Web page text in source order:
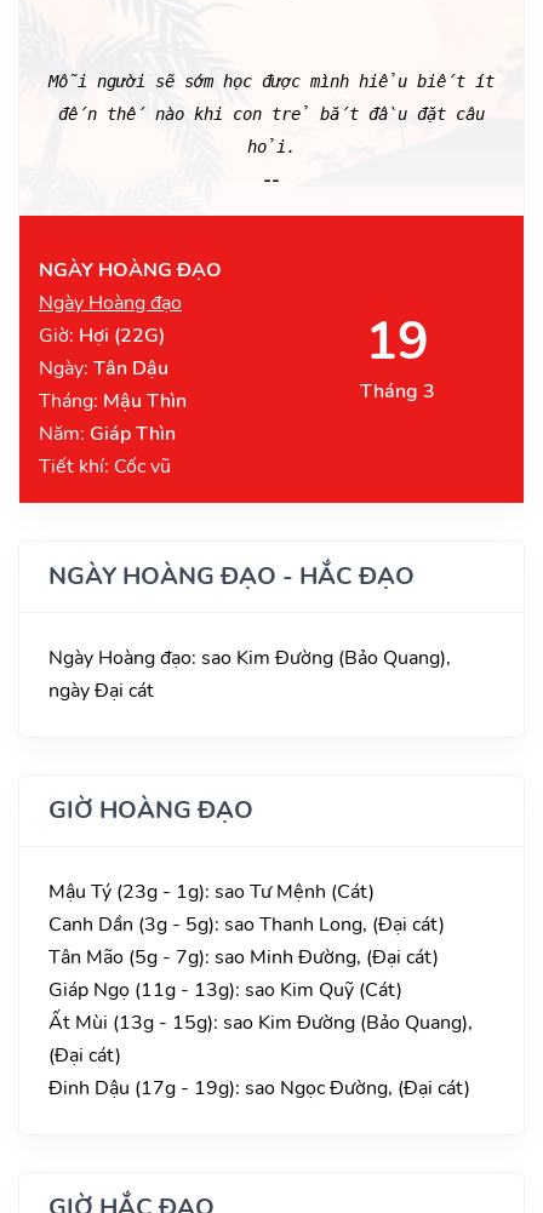
Mỗi người sẽ sớm học được mình hiểu biết ít
đến thế nào khi con trẻ bắt đầu đặt câu
hỏi.
--
NGÀY HOÀNG ĐẠO
Ngày Hoàng đạo
Giờ: Hợi (22G)
Ngày: Tân Dậu
Tháng: Mậu Thìn
Năm: Giáp Thìn
Tiết khí: Cốc vũ
19
Tháng 3
NGÀY HOÀNG ĐẠO - HẮC ĐẠO
Ngày Hoàng đạo: sao Kim Đường (Bảo Quang),
ngày Đại cát
GIỜ HOÀNG ĐẠO
Mậu Tý (23g - 1g): sao Tư Mệnh (Cát)
Canh Dần (3g - 5g): sao Thanh Long, (Đại cát)
Tân Mão (5g - 7g): sao Minh Đường, (Đại cát)
Giáp Ngọ (11g - 13g): sao Kim Quỹ (Cát)
Ất Mùi (13g - 15g): sao Kim Đường (Bảo Quang),
(Đại cát)
Đinh Dậu (17g - 19g): sao Ngọc Đường, (Đại cát)